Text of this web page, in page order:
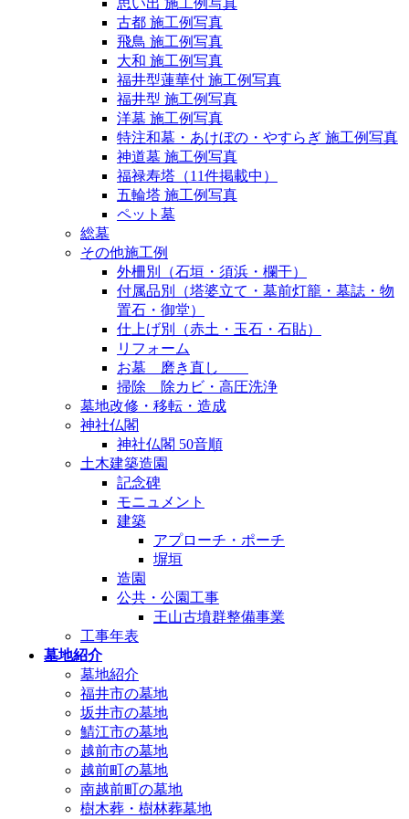
思い出 施工例写真
古都 施工例写真
飛鳥 施工例写真
大和 施工例写真
福井型蓮華付 施工例写真
福井型 施工例写真
洋墓 施工例写真
特注和墓・あけぼの・やすらぎ 施工例写真
神道墓 施工例写真
福禄寿塔（11件掲載中）
五輪塔 施工例写真
ペット墓
総墓
その他施工例
外柵別（石垣・須浜・欄干）
付属品別（塔婆立て・墓前灯籠・墓誌・物
置石・御堂）
仕上げ別（赤土・玉石・石貼）
リフォーム
お墓 磨き直し
掃除 除カビ・高圧洗浄
墓地改修・移転・造成
神社仏閣
神社仏閣 50音順
土木建築造園
記念碑
モニュメント
建築
アプローチ・ポーチ
塀垣
造園
公共・公園工事
王山古墳群整備事業
工事年表
墓地紹介
墓地紹介
福井市の墓地
坂井市の墓地
鯖江市の墓地
越前市の墓地
越前町の墓地
南越前町の墓地
樹木葬・樹林葬墓地